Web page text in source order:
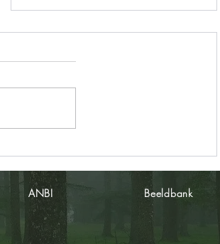
Een succesvolle Kickoff
ANBI Beeldbank